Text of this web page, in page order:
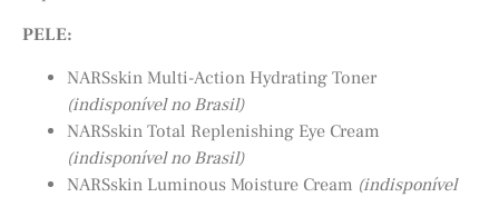
PELE:
NARSskin Multi-Action Hydrating Toner
(indisponível no Brasil)
NARSskin Total Replenishing Eye Cream
(indisponível no Brasil)
NARSskin Luminous Moisture Cream (indisponível